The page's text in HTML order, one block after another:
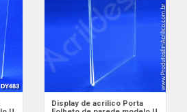
Display de acrilico Porta